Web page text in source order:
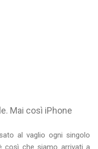
Mai così iPhone
al vaglio ogni singolo
così che siamo arrivati a